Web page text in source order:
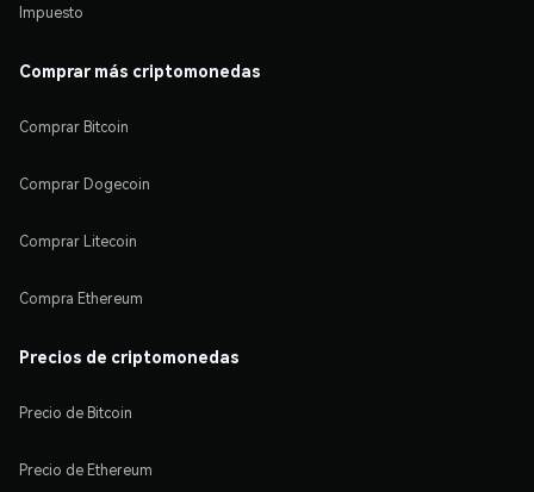
Impuesto
Comprar más criptomonedas
Comprar Bitcoin
Comprar Dogecoin
Comprar Litecoin
Compra Ethereum
Precios de criptomonedas
Precio de Bitcoin
Precio de Ethereum